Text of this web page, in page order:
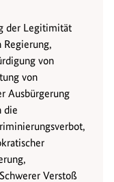
der Legitimität
von
von
Ausbürgerung
die
Verstoß